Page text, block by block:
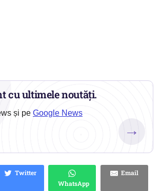
cu ultimele noutăți.
și pe Google News
→
Twitter
WhatsApp
Email